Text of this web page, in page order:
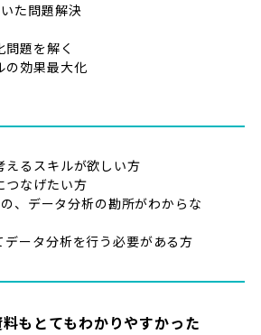
た問題解決
問題を解く
の効果最大化
えるスキルが欲しい方
つなげたい方
、データ分析の勘所がわからな
データ分析を行う必要がある方
もとてもわかりやすかった